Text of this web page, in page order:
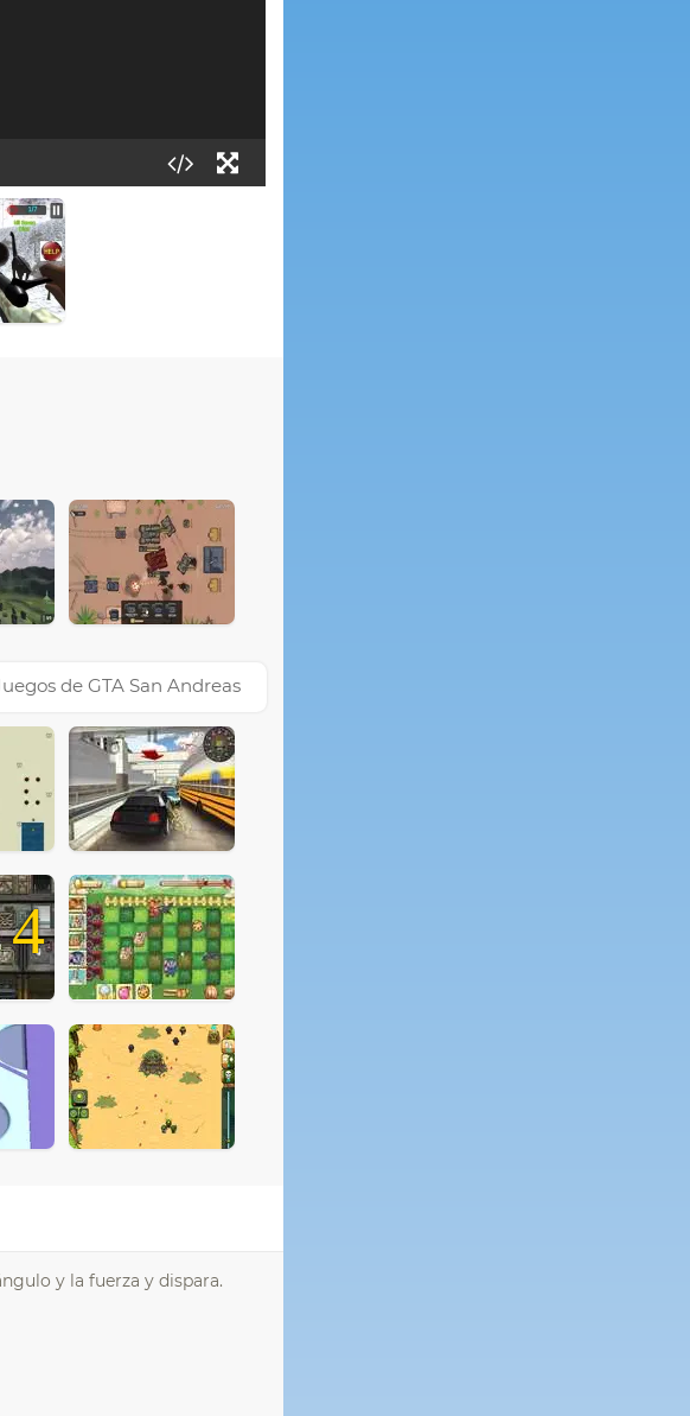
de GTA San Andreas
4
y la fuerza y dispara.